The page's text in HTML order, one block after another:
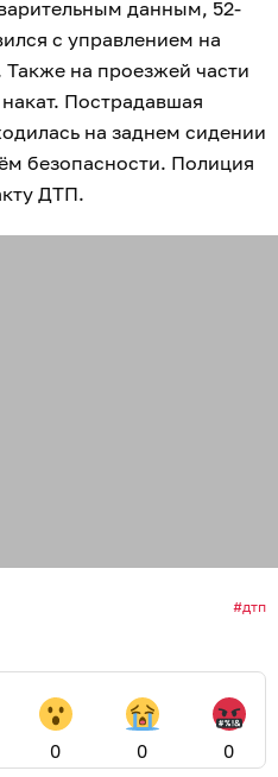
данным, 52-
с управлением на
на проезжей части
Пострадавшая
на заднем сидении
безопасности. Полиция
ДТП.
дтп
0 0 0